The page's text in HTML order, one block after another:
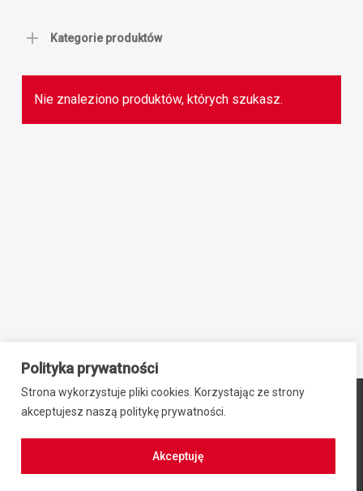
Polityka prywatności
Strona wykorzystuje pliki cookies. Korzystając ze strony
akceptujesz naszą politykę prywatności.
Akceptuję
Kategorie produktów
Nie znaleziono produktów, których szukasz.
© 2024 ZIB-EK PRZEMYSŁAW SIEBNER, ul. Stefana Okrzei 2,